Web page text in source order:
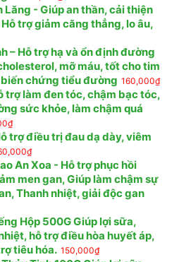
Lăng - Giúp an thần, cải thiện
trợ giảm căng thẳng, lo âu,
– Hỗ trợ hạ và ổn định đường
mỡ máu, tốt cho tim
chứng tiểu đường 160,000₫
trợ làm đen tóc, chậm bạc tóc,
sức khỏe, làm chậm quá
₫
trợ điều trị đau dạ dày, viêm
₫
An Xoa - Hỗ trợ phục hồi
men gan, Giúp làm chậm sự
Thanh nhiệt, giải độc gan
Hộp 500G Giúp lợi sữa,
hỗ trợ điều hòa huyết áp,
tiêu hóa. 150,000₫